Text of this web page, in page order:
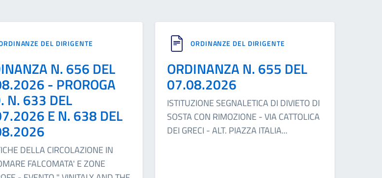
DEL DIRIGENTE
N. 656 DEL
- PROROGA
N. 633 DEL
E N. 638 DEL
DELLA CIRCOLAZIONE IN
FALCOMATA' E ZONE
ORDINANZE DEL DIRIGENTE
ORDINANZA N. 655 DEL
07.08.2026
ISTITUZIONE SEGNALETICA DI DIVIETO DI
SOSTA CON RIMOZIONE - VIA CATTOLICA
DEI GRECI - ALT. PIAZZA ITALIA...